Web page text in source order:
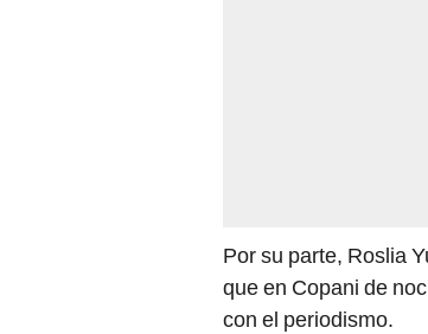
Por su parte, Roslia
que en Copani de
con el periodismo.